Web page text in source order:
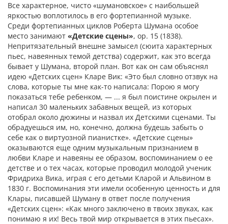
Все характерное, чисто «шумановское» с наибольшей
яркостью воплотилось в его фортепианной музыке.
Среди фортепианных циклов Роберта Шумана особое
место занимают «Детские сцены», ор. 15 (1838).
Непритязательный внешне замысел (сюита характерных
пьес, навеянных темой детства) содержит, как это всегда
бывает у Шумана, второй план. Вот как он сам объяснял
идею «Детских сцен» Кларе Вик: «Это был словно отзвук на
слова, которые ты мне как-то написала: Порою я могу
показаться тебе ребенком, — ... я был поистине окрылен и
написал 30 маленьких забавных вещей, из которых
отобрал около дюжины и назвал их Детскими сценами. Ты
обрадуешься им, но, конечно, должна будешь забыть о
себе как о виртуозной пианистке». «Детские сцены»
оказываются еще одним музыкальным признанием в
любви Кларе и навеяны ее образом, воспоминанием о ее
детстве и о тех часах, которые проводил молодой ученик
Фридриха Вика, играя с его детьми Кларой и Альвином в
1830 г. Воспоминания эти имели особенную ценность и для
Клары, писавшей Шуману в ответ после получения
«Детских сцен»: «Как много заключено в твоих звуках, как
понимаю я их! Весь твой мир открывается в этих пьесах».